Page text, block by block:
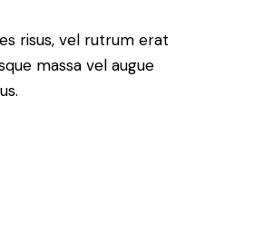
risus, vel rutrum erat
massa vel augue